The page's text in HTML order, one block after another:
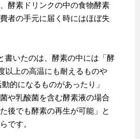
酵素ドリンクの中の食物酵素
者の手元に届く時にはほぼ失
書いたのは、酵素の中には「酵
以上の高温にも耐えるものや
的になるものがあったり」
菌や乳酸菌を含む酵素液の場合
後でも酵素の再生が可能」と
です。